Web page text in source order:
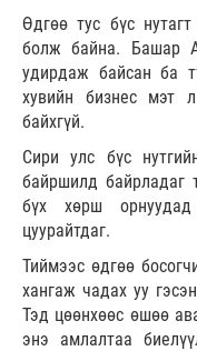
Өдгөө тус бүс
болж байна. Башар
удирдаж байсан ба
хувийн бизнес мэт
байхгүй.
Сири улс бүс
байршилд байрладаг
бүх хөрш
цуурайтдаг.
Тиймээс өдгөө
хангаж чадах уу
Тэд цөөнхөөс өшөө
энэ амлалтаа